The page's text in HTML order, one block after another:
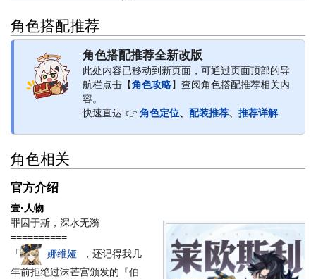
角色搭配推荐
角色搭配推荐全新改版
此处内容已移动到新页面，可通过页面顶部的导
航栏点击【角色攻略】查阅角色搭配推荐相关内
容。
快速直达 👉 角色定位、 配装推荐、 推荐详解
角色相关
官方介绍
壹·人物
罪囚于斯，深水无漪
==========
「
娜维娅 ，还记得我几
年前拒绝过沫芒宫颁发的『伯